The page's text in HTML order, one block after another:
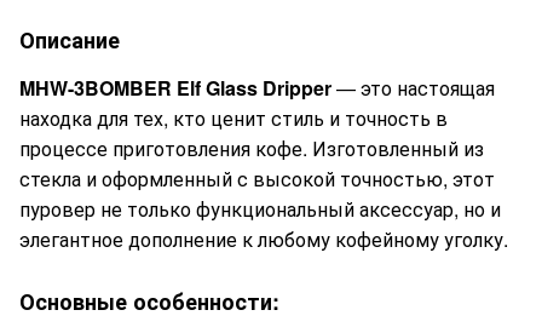
Описание
MHW-3BOMBER Elf Glass Dripper— это настоящая
находка для тех, кто ценит стиль и точность в
процессе приготовления кофе. Изготовленный из
стекла и оформленный с высокой точностью, этот
пуровер не только функциональный аксессуар, но и
элегантное дополнение к любому кофейному уголку.
Основные особенности: